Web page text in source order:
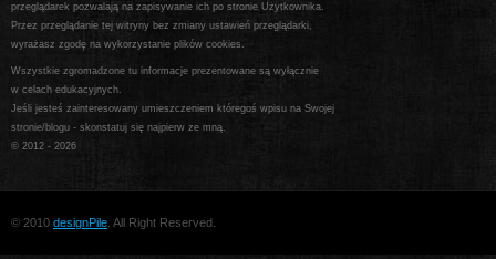
przeglądarek pozwalają na zapisywanie ich po stronie Użytkownika.
Przez przeglądanie tej witryny bez zmiany ustawień przeglądarki,
wyrażasz zgodę na wykorzystanie plików cookies.
Wszystkie zgromadzone tu informacje prezentowane są wyłącznie
w celach edukacyjnych.
Jeśli jesteś zainteresowany umieszczeniem któregoś wpisu na Swojej
stronie/blogu - skonstatuj się najpierw ze mną.
© 2012 - 2026
© 2010 designPile . All Right Reserved.